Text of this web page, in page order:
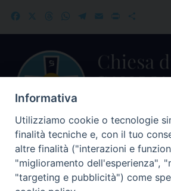
FacebookThreadsWhatsApp
Telegram
EmailPrint
Centralino Curia
0541 913711
Indirizzo
Informativa
Utilizziamo cookie o tecnologie
finalità tecniche e, con il tuo
altre finalità ("interazioni e
"miglioramento dell'esperienza",
"targeting e pubblicità") come